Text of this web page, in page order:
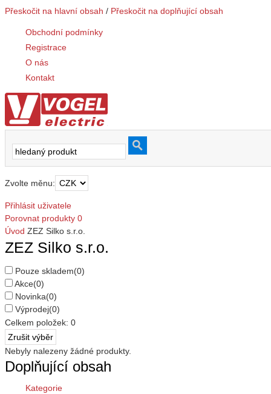
Přeskočit na hlavní obsah / Přeskočit na doplňující obsah
Obchodní podmínky
Registrace
O nás
Kontakt
Zvolte měnu:
Přihlásit uživatele
Porovnat produkty 0
Úvod ZEZ Silko s.r.o.
ZEZ Silko s.r.o.
Pouze skladem(0)
Akce(0)
Novinka(0)
Výprodej(0)
Celkem položek: 0
Nebyly nalezeny žádné produkty.
Doplňující obsah
Kategorie